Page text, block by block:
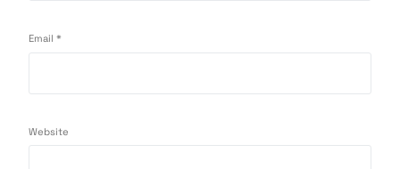
Email*
Website